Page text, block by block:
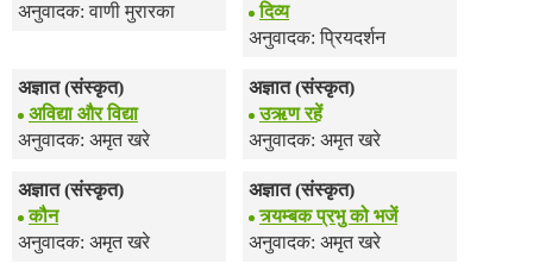
अनुवादक: वाणी मुरारका
दिव्य
अनुवादक: प्रियदर्शन
अज्ञात (संस्कृत)
अविद्या और विद्या
अनुवादक: अमृत खरे
अज्ञात (संस्कृत)
उऋण रहें
अनुवादक: अमृत खरे
अज्ञात (संस्कृत)
कौन
अनुवादक: अमृत खरे
अज्ञात (संस्कृत)
त्र्यम्बक प्रभु को भजें
अनुवादक: अमृत खरे